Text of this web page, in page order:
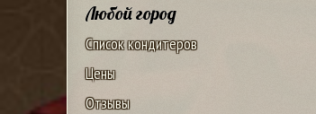
Любой город
Список кондитеров
Цены
Отзывы